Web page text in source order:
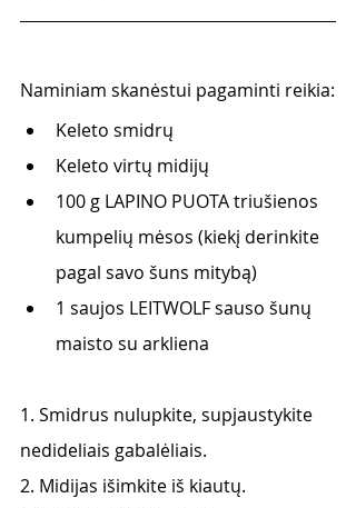
Naminiam skanėstui pagaminti reikia:
Keleto smidrų
Keleto virtų midijų
100 g LAPINO PUOTA triušienos
kumpelių mėsos (kiekį derinkite
pagal savo šuns mitybą)
1 saujos LEITWOLF sauso šunų
maisto su arkliena
1. Smidrus nulupkite, supjaustykite
nedideliais gabalėliais.
2. Midijas išimkite iš kiautų.